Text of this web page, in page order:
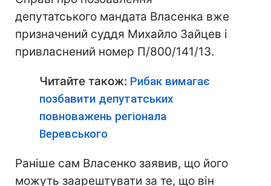
депутатського мандата Власенка вже
призначений суддя Михайло Зайцев і
привласнений номер П/800/141/13.
Читайте також: Рибак вимагає
позбавити депутатських
повноважень регіонала
Веревського
Раніше сам Власенко заявив, що його
можуть заарештувати за те, що він